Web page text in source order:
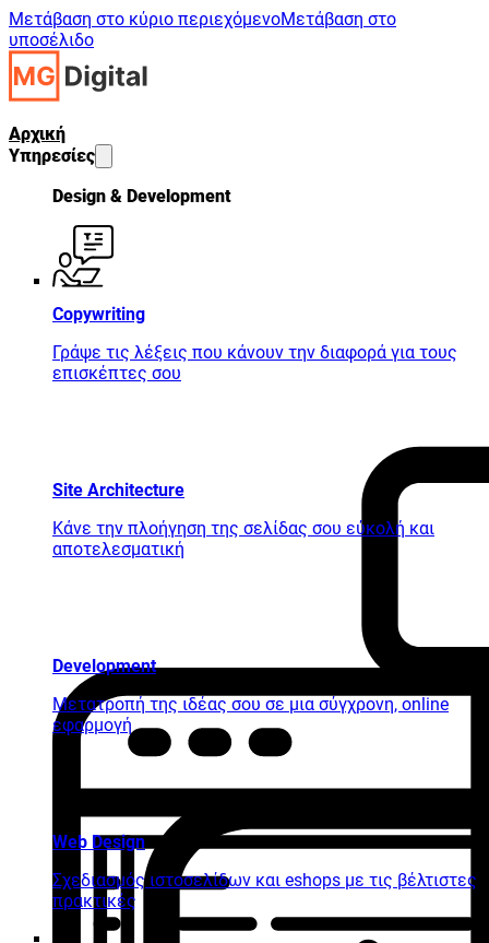
Μετάβαση στο κύριο περιεχόμενοΜετάβαση στο
υποσέλιδο
Αρχική
Υπηρεσίες
Design & Development
Copywriting
Γράψε τις λέξεις που κάνουν την διαφορά για τους
επισκέπτες σου
Site Architecture
Κάνε την πλοήγηση της σελίδας σου εύκολή και
αποτελεσματική
Development
Μετατροπή της ιδέας σου σε μια σύγχρονη, online
εφαρμογή
Web Design
Σχεδιασμός ιστοσελίδων και eshops με τις βέλτιστες
πρακτικές